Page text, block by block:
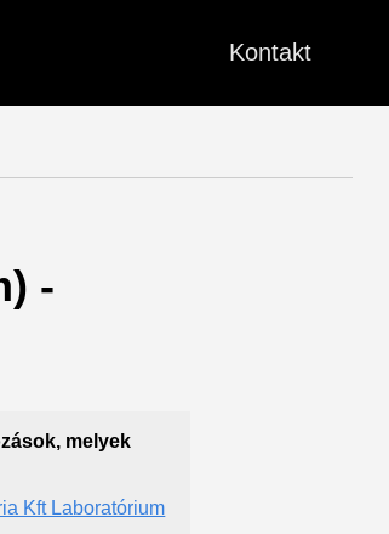
Kontakt
-
melyek
Kft Laboratórium